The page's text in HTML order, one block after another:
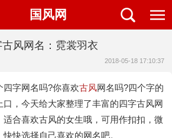
国风网
古风网名：霓裳羽衣
2018-05-18 17:10:37
字网名吗?你喜欢古风网名吗?四个字的
口，今天给大家整理了丰富的四字古风网
合喜欢古风的女生哦，可用作扣扣，微
快选择自己喜欢的网名吧。